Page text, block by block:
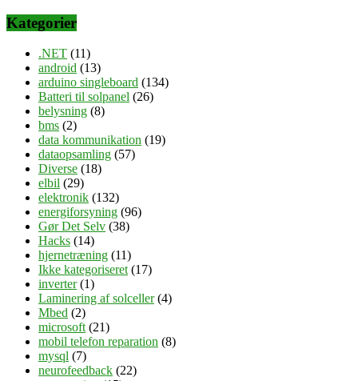
Kategorier
.NET (11)
android (13)
arduino singleboard (134)
Batteri til solpanel (26)
belysning (8)
bms (2)
data kommunikation (19)
dataopsamling (57)
Diverse (18)
elbil (29)
elektronik (132)
energiforsyning (96)
Gør Det Selv (38)
Hacks (14)
hjernetræning (11)
Ikke kategoriseret (17)
inverter(1)
Laminering af solceller(4)
Mbed (2)
microsoft (21)
mobil telefon reparation (8)
mysql (7)
neurofeedback (22)